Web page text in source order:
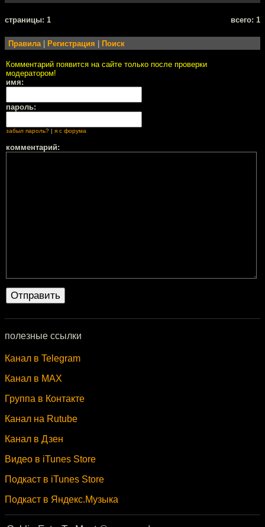
cтраницы: 1 всего: 1
Правила Регистрация Поиск
Комментарий появится на сайте только после проверки
модератором!
имя:
пароль:
забыл пароль? | я с форума
комментарий:
полезные ссылки
Канал в Telegram
Канал в MAX
Группа в Контакте
Канал на Rutube
Канал в Дзен
Видео в iTunes Store
Подкаст в iTunes Store
Подкаст в Яндекс.Музыка